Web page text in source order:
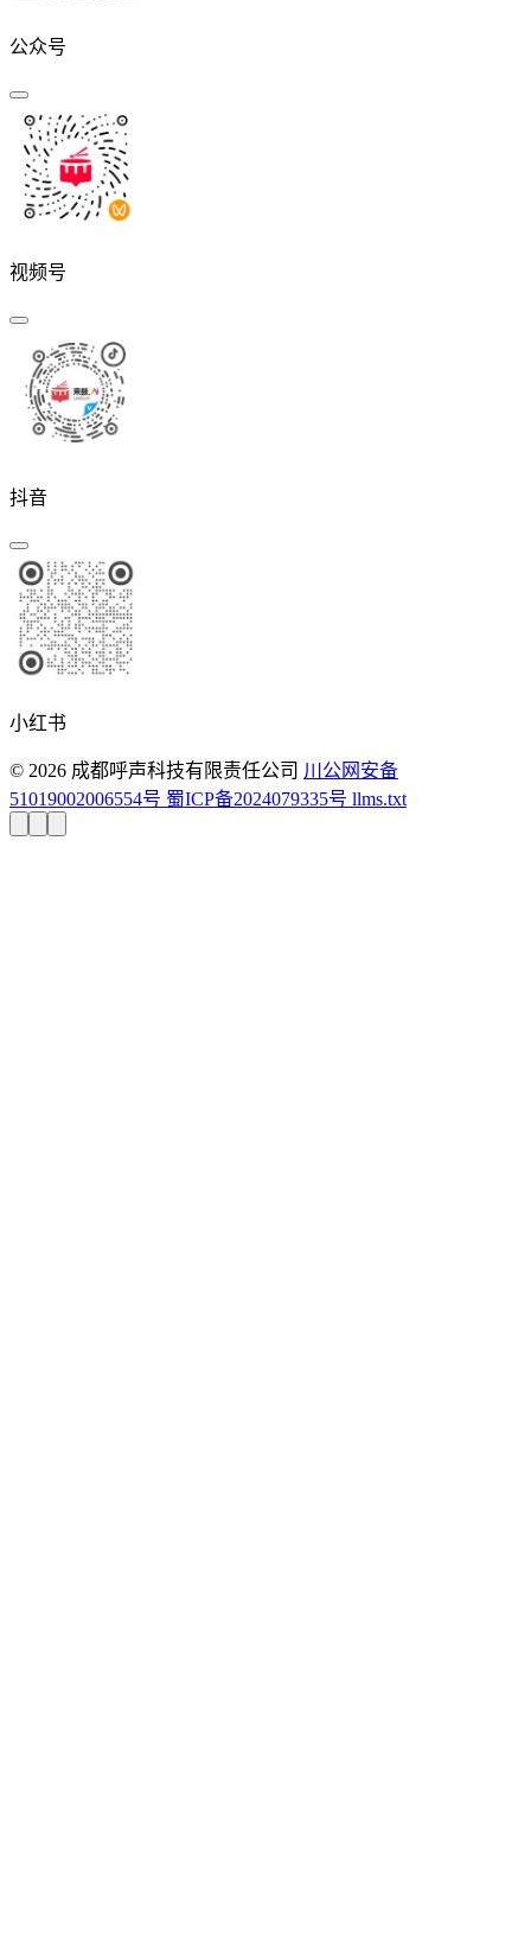
公众号
视频号
抖音
小红书
© 2026 成都呼声科技有限责任公司 川公网安备
51019002006554号 蜀ICP备2024079335号 llms.txt